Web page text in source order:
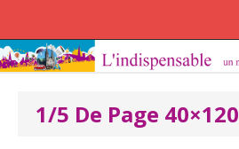
1/5 De Page 40×120